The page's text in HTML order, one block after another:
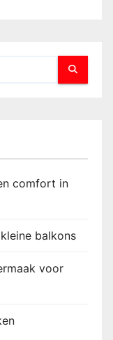
comfort in
balkons
voor